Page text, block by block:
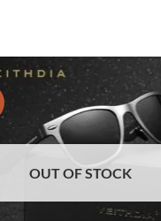
OUT OF STOCK